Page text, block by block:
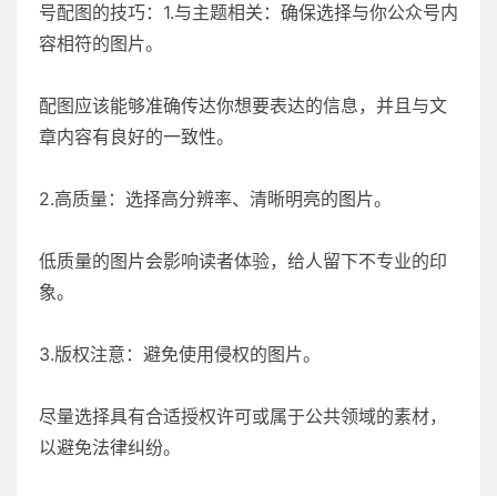
号配图的技巧：1.与主题相关：确保选择与你公众号内
容相符的图片。
配图应该能够准确传达你想要表达的信息，并且与文
章内容有良好的一致性。
2.高质量：选择高分辨率、清晰明亮的图片。
低质量的图片会影响读者体验，给人留下不专业的印
象。
3.版权注意：避免使用侵权的图片。
尽量选择具有合适授权许可或属于公共领域的素材，
以避免法律纠纷。